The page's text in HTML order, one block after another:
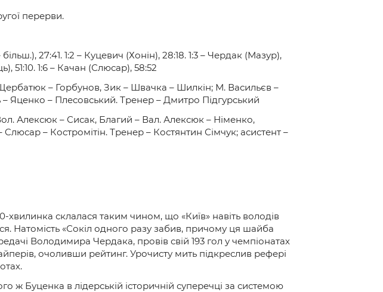
перерви.
27:41. 1:2 – Куцевич (Хонін), 28:18. 1:3 – Чердак (Мазур),
51:10. 1:6 – Качан (Слюсар), 58:52
– Горбунов, Зик – Швачка – Шилкін; М. Васильєв –
Яценко – Плесовський. Тренер – Дмитро Підгурський
Алексюк – Сисак, Благий – Вал. Алексюк – Німенко,
– Костромітін. Тренер – Костянтин Сімчук; асистент –
хвилинка склалася таким чином, що «Київ» навіть володів
Натомість «Сокіл одного разу забив, причому ця шайба
Володимира Чердака, провів свій 193 гол у чемпіонатах
очоливши рейтинг. Урочисту мить підкреслив рефері
ж Буценка в лідерській історичній суперечці за системою